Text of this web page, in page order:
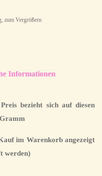
zum Vergrößern
Informationen
bezieht sich auf diesen
im Warenkorb angezeigt
werden)